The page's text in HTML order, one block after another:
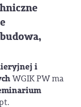
i
WGIK PW ma